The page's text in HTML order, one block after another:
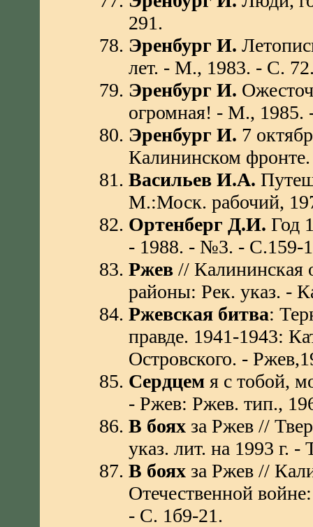
291.
Эренбург И.
лет. - М., 1983. - С.
Эренбург И.
огромная! - М., 1985.
Эренбург И. 7
Калининском
Васильев И.А.
М.:Моск. рабочий,
Ортенберг Д.И. Год
- 1988. - №3. - С.159-
Ржев// Калининская
районы: Рек. указ. -
Ржевская битва:
правде. 1941-1943:
Островского. -
Сердцем я с тобой,
- Ржев: Ржев. тип.,
В бояхза Ржев //
указ. лит. на 1993 г.
В бояхза Ржев //
Отечественной
- С. 1б9-21.